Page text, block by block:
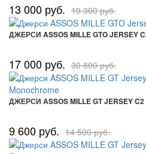
13 000 руб. 19 300 руб.
ДЖЕРСИ ASSOS MILLE GTO JERSEY
17 000 руб. 30 800 руб.
ДЖЕРСИ ASSOS MILLE GT JERSEY C2
9 600 руб. 14 500 руб.